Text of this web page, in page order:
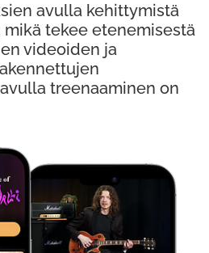
avulla kehittymistä
tekee etenemisestä
videoiden ja
treenaaminen on